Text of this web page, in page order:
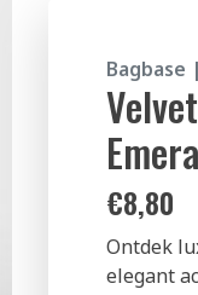
Bagbase |
€8,80
Ontdek
elegant